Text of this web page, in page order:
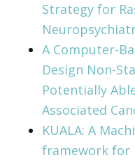
Strategy for
A Computer-
Design Non-
Potentially
Associated
KUALA: A
framework for